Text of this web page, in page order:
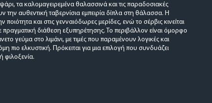
τα καλομαγειρεμένα θαλασσινά και τις παραδοσιακές
την αυθεντική ταβερνίσια εμπειρία δίπλα στη θάλασσα. Η
ποιότητα και στις γενναιόδωρες μερίδες, ενώ το σέρβις κινείται
πραγματική διάθεση εξυπηρέτησης. Το περιβάλλον είναι όμορφο
γεύμα στο λιμάνι, με τιμές που παραμένουν λογικές και
πιο ελκυστική. Πρόκειται για μια επιλογή που συνδυάζει
φιλοξενία.